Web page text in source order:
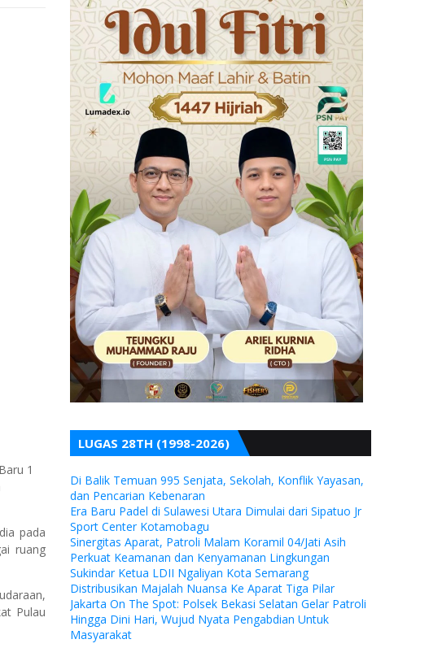
1
pada
ruang
Pulau
LUGAS 28TH (1998-2026)
Di Balik Temuan 995 Senjata, Sekolah, Konflik Yayasan,
dan Pencarian Kebenaran
Era Baru Padel di Sulawesi Utara Dimulai dari Sipatuo Jr
Sport Center Kotamobagu
Sinergitas Aparat, Patroli Malam Koramil 04/Jati Asih
Perkuat Keamanan dan Kenyamanan Lingkungan
Sukindar Ketua LDII Ngaliyan Kota Semarang
Distribusikan Majalah Nuansa Ke Aparat Tiga Pilar
Jakarta On The Spot: Polsek Bekasi Selatan Gelar Patroli
Hingga Dini Hari, Wujud Nyata Pengabdian Untuk
Masyarakat